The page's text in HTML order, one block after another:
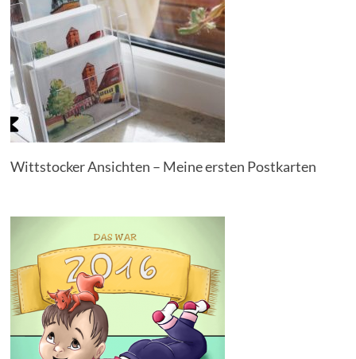
Wittstocker Ansichten – Meine ersten Postkarten